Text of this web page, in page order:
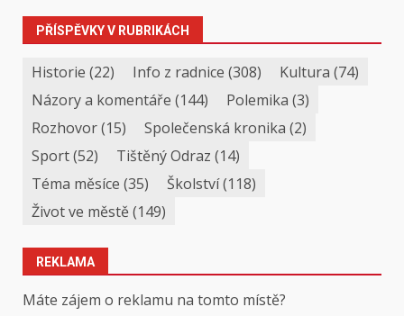
PŘÍSPĚVKY V RUBRIKÁCH
Historie (22) Info z radnice (308) Kultura (74)
Názory a komentáře (144) Polemika (3)
Rozhovor(15) Společenská kronika (2)
Sport(52) Tištěný Odraz (14)
Téma měsíce (35) Školství(118)
Život ve městě(149)
REKLAMA
Máte zájem o reklamu na tomto místě?